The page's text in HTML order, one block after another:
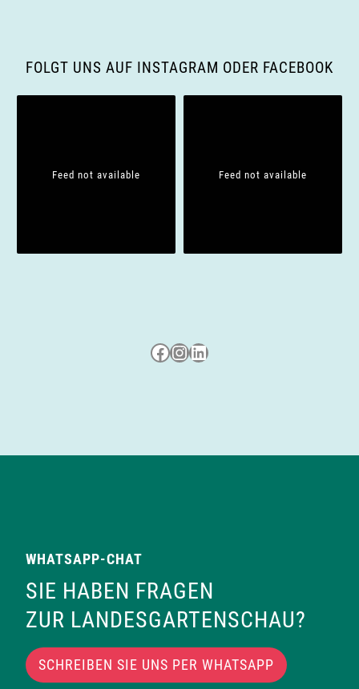
n
FOLGT UNS AUF INSTAGRAM ODER FACEBOOK
Feed not available Feed not available
Besuche uns auf Facebook
Besuche uns auf Instagram
LinkedIn
WHATSAPP-CHAT
SIE HABEN FRAGEN
ZUR LANDESGARTENSCHAU?
SCHREIBEN SIE UNS PER WHATSAPP